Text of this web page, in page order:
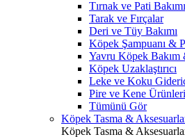
Tırnak ve Pati Bakımı
Tarak ve Fırçalar
Deri ve Tüy Bakımı
Köpek Şampuanı &
Yavru Köpek Bakım
Köpek Uzaklaştırıcı
Leke ve Koku
Pire ve Kene Ürünleri
Tümünü Gör
Köpek Tasma &
Köpek Tasma &